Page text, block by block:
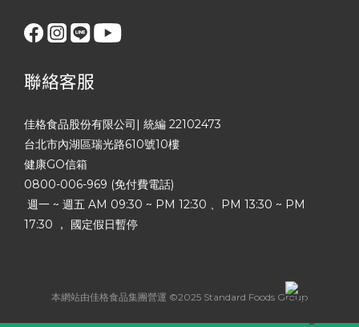
聯絡客服
佳格食品股份有限公司| 統編 22102473
台北市內湖區瑞光路610號10樓
健康GO信箱
0800-006-969 (免付費電話)
週一 ~ 週五 AM 09:30 ~ PM 12:30 、PM 13:30 ~ PM
17:30 ， 國定假日暫停
本網站由佳格食品集團營運 ©2025 Standard Foods Group